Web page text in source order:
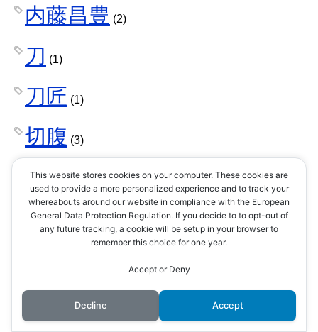
内藤昌豊 (2)
刀 (1)
刀匠 (1)
切腹 (3)
初花(2)
利休七哲(1)
前田利常
This website stores cookies on your computer. These cookies are
used to provide a more personalized experience and to track your
whereabouts around our website in compliance with the European
General Data Protection Regulation. If you decide to to opt-out of
any future tracking, a cookie will be setup in your browser to
remember this choice for one year.
Accept or Deny
Decline Accept